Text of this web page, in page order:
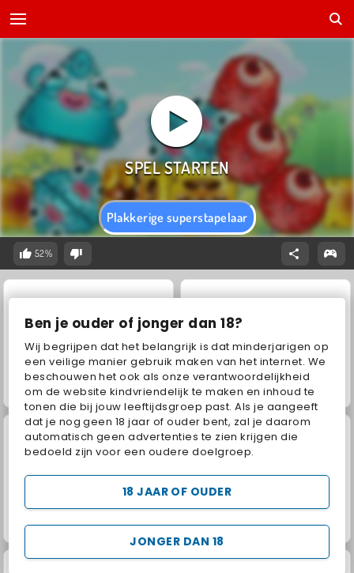
Ben je ouder of jonger dan 18?
Wij begrijpen dat het belangrijk is dat minderjarigen op
een veilige manier gebruik maken van het internet. We
beschouwen het ook als onze verantwoordelijkheid
om de website kindvriendelijk te maken en inhoud te
tonen die bij jouw leeftijdsgroep past. Als je aangeeft
dat je nog geen 18 jaar of ouder bent, zal je daarom
automatisch geen advertenties te zien krijgen die
bedoeld zijn voor een oudere doelgroep.
JONGER DAN 18
18 JAAR OF OUDER
Plakkerige superstapelaar
52%
Jewel Garden Story Juice Merge
Trollface Quest: USA 2 Grand Mahjong Connect